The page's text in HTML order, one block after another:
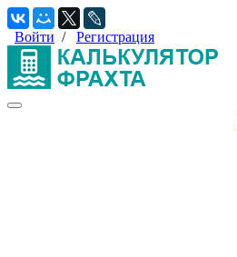
Войти / Регистрация